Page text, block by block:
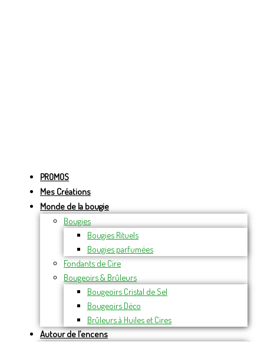
PROMOS
Mes Créations
Monde de la bougie
Bougies
Bougies Rituels
Bougies parfumées
Fondants de Cire
Bougeoirs & Brûleurs
Bougeoirs Cristal de Sel
Bougeoirs Déco
Brûleurs à Huiles et Cires
Autour de l’encens